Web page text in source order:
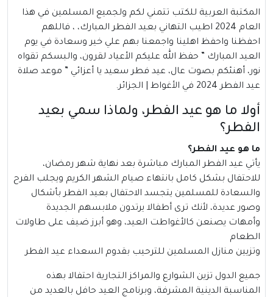
المكتبة العربية للكتب تتمني لكم ولجميع المسلمين في هذا
العام 2024 اطيب التهاني بعيد الفطر المبارك، ، فاللهم
احفظنا واحفظ اهلينا واجمعنا بهم علي خير وسعادة في يوم
العيد المبارك ” حفظ الله عليكم الأعياد لقرون، والبسكم تقواه
نور، أهنئكم بصوت عال، عيد فطر سعيد يا أعزائي ” موعد صلاة
عيد الفطر 2024 في الأغواط | الجزائر.
أولا ما هو عيد الفطر، ولماذا سمي بعيد
الفطر؟
ما هو عيد الفطر؟
يأتي عيد الفطرالمبارك مباشرة بعد نهاية شهر رمضان،
للاحتفال بشكل كامل بانتهاء صيام الشهر الكريم ويجلب الفرح
والسعادة للمسلمين يتجسد الاحتفال بعيد الفطر بأشكال
وصور عديدة، لأنك ترى أطفالا يرتدون ملابسهم الجديدة
وأمهات يصنعن كالأغواطت العيد، وهو أبرز ضيف على طاولات
الطعام
وتزيين منازل المسلمين للترحيب بقدوم السعداء عيد الفطر
جميع الدول تزين الشوارع والمراكز التجارية احتفالا بهذه
المناسبة الدينية المشرفة، وبرنامج العيد حافل بالعديد من